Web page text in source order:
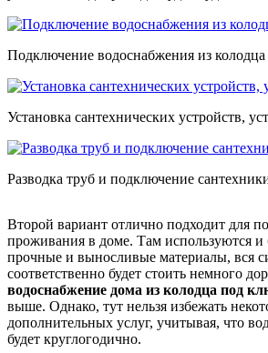
Подключение водоснабжения из
Установка сантехнических устройств,
Разводка труб и подключение
Второй вариант отлично подходит для
проживания в доме. Там используются и
прочные и выносливые материалы, вся
соответственно будет стоить немного
водоснабжение дома из колодца под
выше. Однако, тут нельзя избежать
дополнительных услуг, учитывая, что
будет круглогодично.